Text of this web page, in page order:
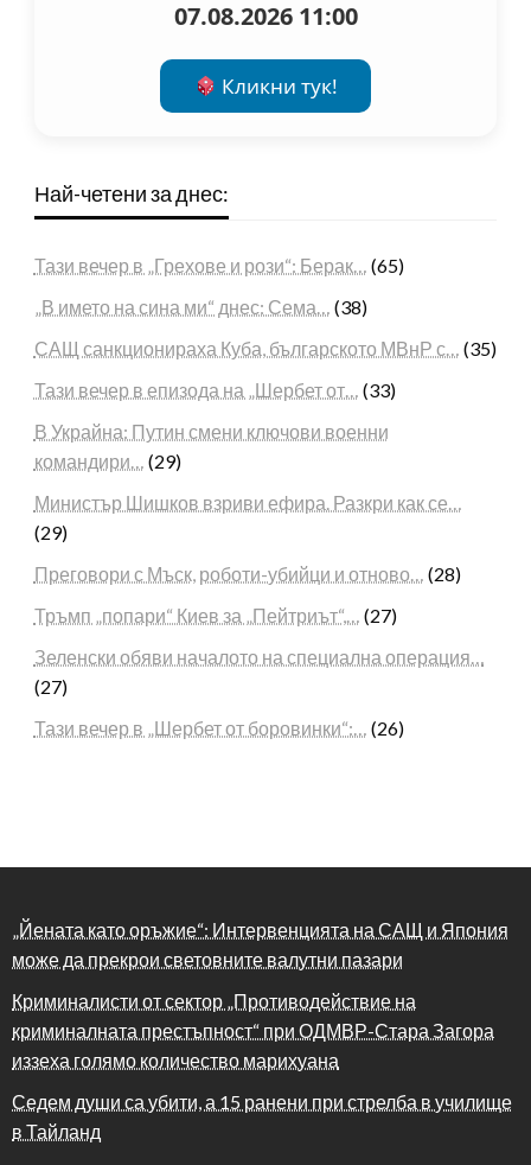
07.08.2026 11:00
Кликни тук!
Най-четени за днес:
Тази вечер в „Грехове и рози“: Берак… (65)
„В името на сина ми“ днес: Сема… (38)
САЩ санкционираха Куба, българското МВнР с… (35)
Тази вечер в епизода на „Шербет от… (33)
В Украйна: Путин смени ключови военни
командири… (29)
Министър Шишков взриви ефира. Разкри как се…
(29)
Преговори с Мъск, роботи-убийци и отново… (28)
Тръмп „попари“ Киев за „Пейтриът“,… (27)
Зеленски обяви началото на специална операция…
(27)
Тази вечер в „Шербет от боровинки“:… (26)
„Йената като оръжие“: Интервенцията на САЩ и Япония
може да прекрои световните валутни пазари
Криминалисти от сектор „Противодействие на
криминалната престъпност“ при ОДМВР-Стара Загора
иззеха голямо количество марихуана
Седем души са убити, а 15 ранени при стрелба в училище
в Тайланд